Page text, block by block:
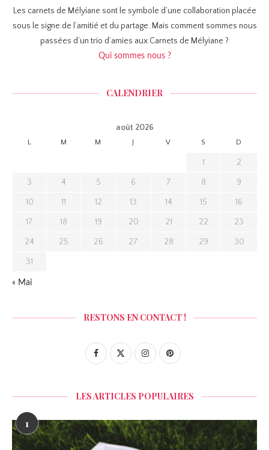
Les carnets de Mélyiane sont le symbole d’une collaboration placée
sous le signe de l’amitié et du partage. Mais comment sommes nous
passées d’un trio d’amies aux Carnets de Mélyiane ?
Qui sommes nous ?
CALENDRIER
août 2026
L M M J V S D
1 2
3 4 5 6 7 8 9
10 11 12 13 14 15 16
17 18 19 20 21 22 23
24 25 26 27 28 29 30
31
« Mai
RESTONS EN CONTACT !
LES ARTICLES POPULAIRES
1